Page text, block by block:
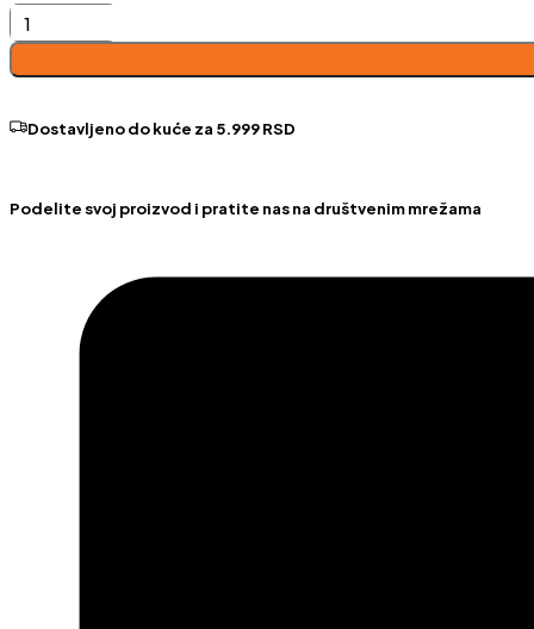
Stutgart
trosed
količina
Dostavljeno do kuće za 5.999 RSD
Podelite svoj proizvod i pratite nas na društvenim mrežama